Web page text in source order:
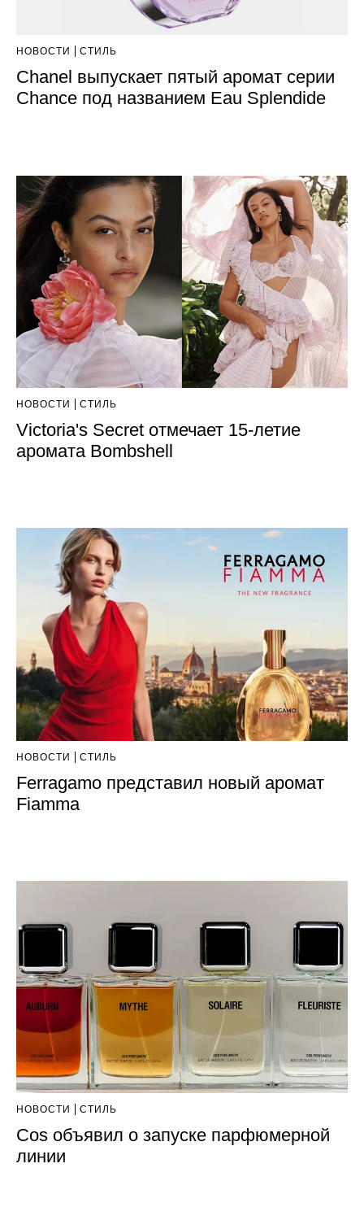
НОВОСТИ СТИЛЬ
Chanel выпускает пятый аромат серии
Chance под названием Eau Splendide
НОВОСТИ СТИЛЬ
Victoria's Secret отмечает 15-летие
аромата Bombshell
НОВОСТИ СТИЛЬ
Ferragamo представил новый аромат
Fiamma
НОВОСТИ СТИЛЬ
Cos объявил о запуске парфюмерной
линии